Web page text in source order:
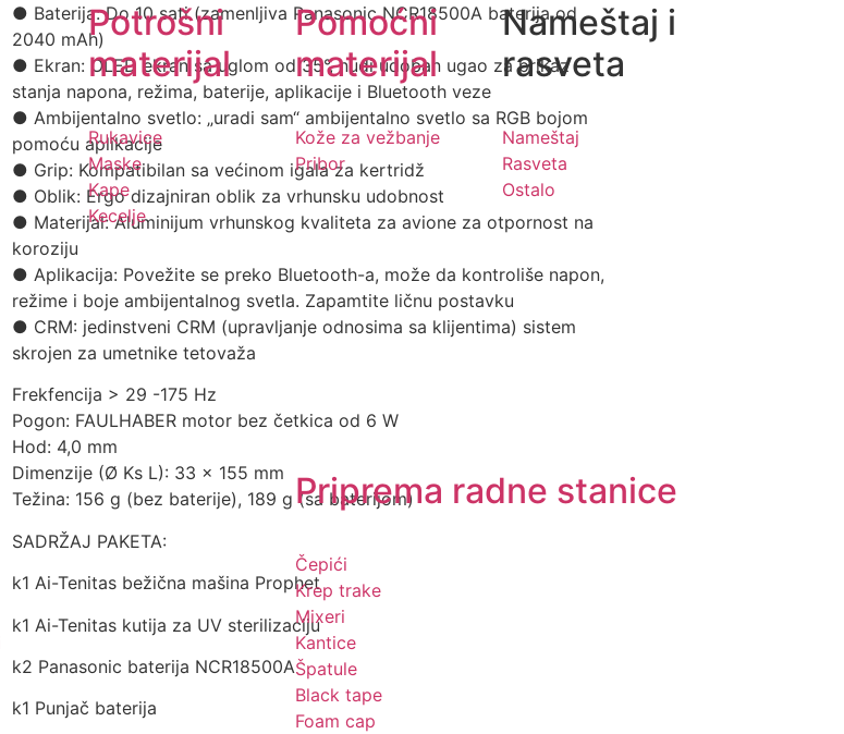
Potrošni
materijal
Rukavice
Maske
Kape
Kecelje
Pomoćni
materijal
Kože za vežbanje
Pribor
Nameštaj i
rasveta
Nameštaj
Rasveta
Ostalo
Priprema radne stanice
Čepići
Krep trake
Mixeri
Kantice
Špatule
Black tape
Foam cap
● Baterija: Do 10 sati (zamenljiva Panasonic NCR18500A baterija od
2040 mAh)
● Ekran: OLED ekran sa uglom od 35°, nudi udoban ugao za prikaz
stanja napona, režima, baterije, aplikacije i Bluetooth veze
● Ambijentalno svetlo: „uradi sam“ ambijentalno svetlo sa RGB bojom
pomoću aplikacije
● Grip: Kompatibilan sa većinom igala za kertridž
● Oblik: Ergo dizajniran oblik za vrhunsku udobnost
● Materijal: Aluminijum vrhunskog kvaliteta za avione za otpornost na
koroziju
● Aplikacija: Povežite se preko Bluetooth-a, može da kontroliše napon,
režime i boje ambijentalnog svetla. Zapamtite ličnu postavku
● CRM: jedinstveni CRM (upravljanje odnosima sa klijentima) sistem
skrojen za umetnike tetovaža
Frekfencija > 29 -175 Hz
Pogon: FAULHABER motor bez četkica od 6 W
Hod: 4,0 mm
Dimenzije (Ø Ks L): 33 x 155 mm
Težina: 156 g (bez baterije), 189 g (sa baterijom)
SADRŽAJ PAKETA:
k1 Ai-Tenitas bežična mašina Prophet
k1 Ai-Tenitas kutija za UV sterilizaciju
k2 Panasonic baterija NCR18500A
k1 Punjač baterija